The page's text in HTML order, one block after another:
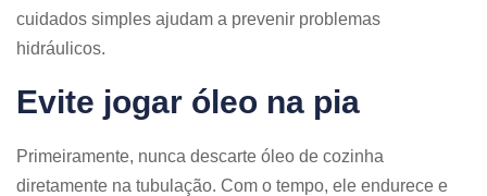
cuidados simples ajudam a prevenir problemas
hidráulicos.
Evite jogar óleo na pia
Primeiramente, nunca descarte óleo de cozinha
diretamente na tubulação. Com o tempo, ele endurece e